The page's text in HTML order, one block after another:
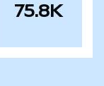
75.8K